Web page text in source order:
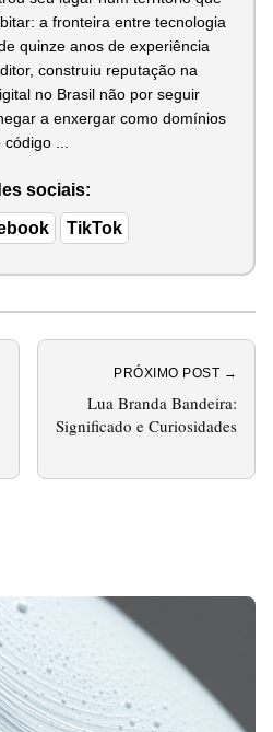
a fronteira entre tecnologia
quinze anos de experiência
construiu reputação na
no Brasil não por seguir
a enxergar como domínios
...
sociais:
TikTok
PRÓXIMO POST →
Lua Branda Bandeira:
Significado e Curiosidades